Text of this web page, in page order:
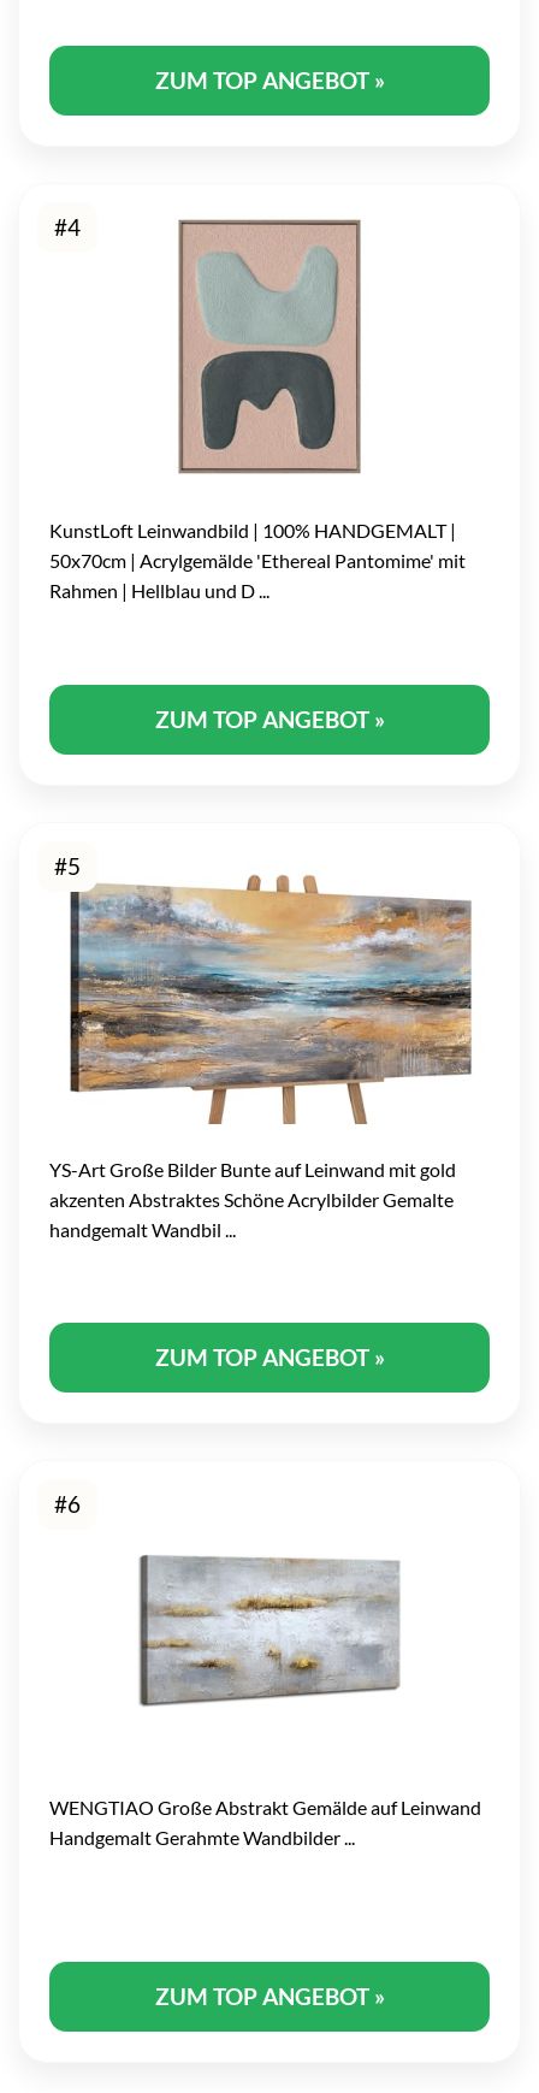
ZUM TOP ANGEBOT »
#4
KunstLoft Leinwandbild | 100% HANDGEMALT |
50x70cm | Acrylgemälde 'Ethereal Pantomime' mit
Rahmen | Hellblau und D ...
ZUM TOP ANGEBOT »
#5
YS-Art Große Bilder Bunte auf Leinwand mit gold
akzenten Abstraktes Schöne Acrylbilder Gemalte
handgemalt Wandbil ...
ZUM TOP ANGEBOT »
#6
WENGTIAO Große Abstrakt Gemälde auf Leinwand
Handgemalt Gerahmte Wandbilder ...
ZUM TOP ANGEBOT »